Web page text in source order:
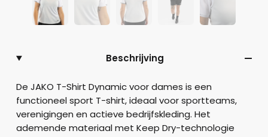
Beschrijving
De JAKO T-Shirt Dynamic voor dames is een
functioneel sport T-shirt, ideaal voor sportteams,
verenigingen en actieve bedrijfskleding. Het
ademende materiaal met Keep Dry-technologie